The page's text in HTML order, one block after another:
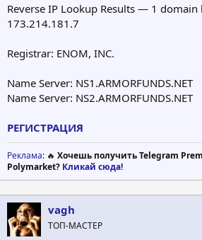
Reverse IP Lookup Results — 1 domain
173.214.181.7
Registrar: ENOM, INC.
Name Server: NS1.ARMORFUNDS.NET
Name Server: NS2.ARMORFUNDS.NET
РЕГИСТРАЦИЯ
Реклама: 🔥 Хочешь получить Telegram
Polymarket? Кликай сюда!
vagh
ТОП-МАСТЕР